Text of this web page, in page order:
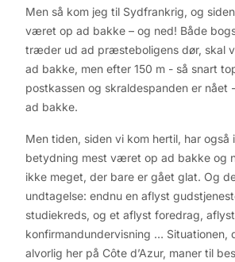
Men så kom jeg til Sydfrankrig, og
været op ad bakke – og ned! Både
træder ud ad præsteboligens dør, skal
ad bakke, men efter 150 m - så snart
postkassen og skraldespanden er nået
ad bakke.
Men tiden, siden vi kom hertil, har også
betydning mest været op ad bakke og
ikke meget, der bare er gået glat. Og
undtagelse: endnu en aflyst
studiekreds, og et aflyst foredrag, aflyst
konfirmandundervisning … Situationen,
alvorlig her på Côte d’Azur, maner til